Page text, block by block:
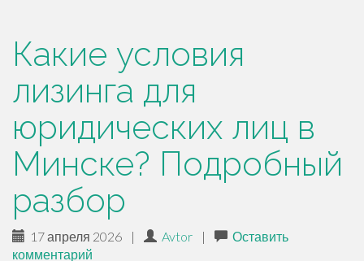
Какие условия
лизинга для
юридических лиц в
Минске? Подробный
разбор
17 апреля 2026 | Avtor |
Оставить
комментарий